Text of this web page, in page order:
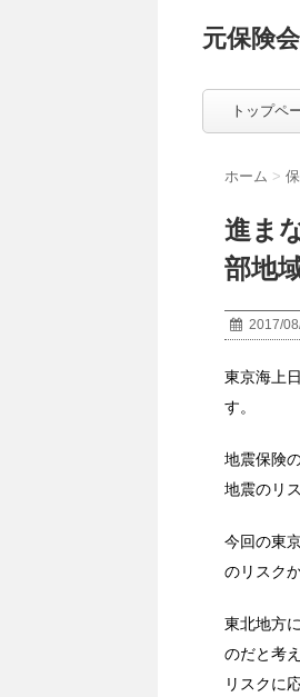
元保険
トップペ
ホーム >
進ま
部地
2017/
東京海上
す。
地震保険
地震のリ
今回の東
のリスク
東北地方
のだと考
リスクに